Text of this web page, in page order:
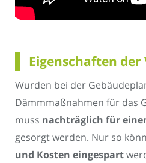
Eigenschaften der
Wurden bei der
Dämmmaßnahmen für das
muss nachträglich für
gesorgt werden. Nur so
und Kosten eingespart